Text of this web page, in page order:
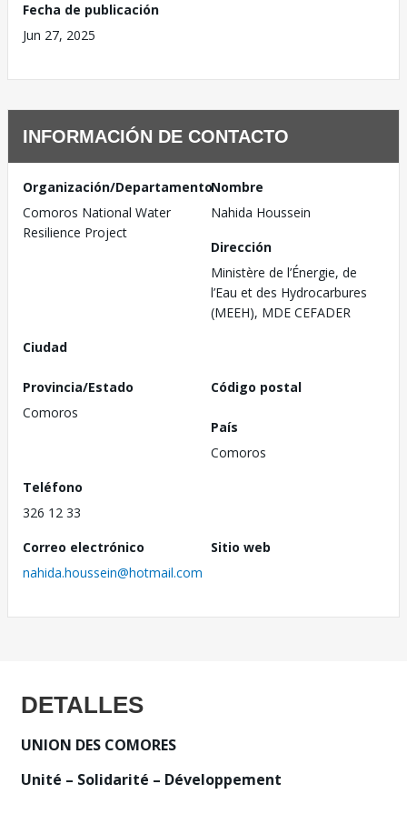
Fecha de publicación
Jun 27, 2025
INFORMACIÓN DE CONTACTO
Organización/Departamento
Comoros National Water
Resilience Project
Nombre
Nahida Houssein
Dirección
Ministère de l’Énergie, de
l’Eau et des Hydrocarbures
(MEEH), MDE CEFADER
Ciudad
Provincia/Estado
Comoros
Código postal
País
Comoros
Teléfono
326 12 33
Correo electrónico
nahida.houssein@hotmail.com
Sitio web
DETALLES
UNION DES COMORES
Unité – Solidarité – Développement